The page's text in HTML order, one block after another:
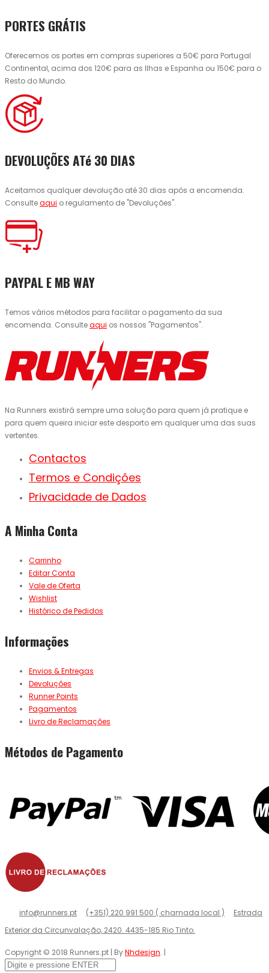
PORTES GRÁTIS
Oferecemos os portes em compras superiores a 50€ para Portugal
Continental, acima dos 120€ para as Ilhas e Espanha ou 150€ para o
Resto do Mundo.
DEVOLUÇÕES ATé 30 DIAS
Aceitamos qualquer devolução até 30 dias após a encomenda.
Consulteaqui o regulamento de "Devoluções".
PAYPAL E MB WAY
Temos vários métodos para facilitar o pagamento da sua
encomenda. Consulteaqui os nossos "Pagamentos".
Na Runners existirá sempre uma solução para quem já pratique e
para quem queira iniciar este desporto em qualquer uma das suas
vertentes.
Contactos
Termos e Condições
Privacidade de Dados
A Minha Conta
Carrinho
Editar Conta
Vale de Oferta
Wishlist
Histórico de Pedidos
Informações
Envios & Entregas
Devoluções
Runner Points
Pagamentos
Livro de Reclamações
Métodos de Pagamento
info@runners.pt (+351) 220 991 500 ( chamada local )
Estrada
Exterior da Circunvalação, 2420. 4435-185 Rio Tinto.
Copyright © 2018 Runners.pt | ByNhdesign. |